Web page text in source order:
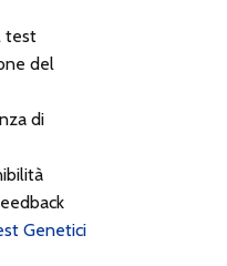
test
del
di
Genetici